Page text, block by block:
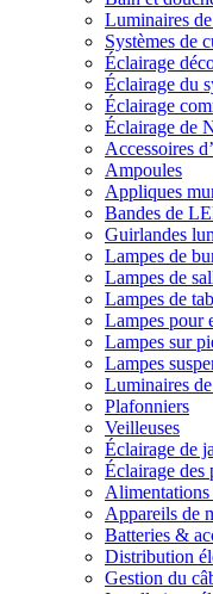
Luminaires
Systèmes de
Éclairage
Éclairage du
Éclairage
Éclairage de
Accessoires
Ampoules
Appliques
Bandes de
Guirlandes
Lampes de
Lampes de
Lampes de
Lampes pour
Lampes sur
Lampes
Luminaires
Plafonniers
Veilleuses
Éclairage de
Éclairage des
Alimentations
Appareils de
Batteries &
Distribution
Gestion du